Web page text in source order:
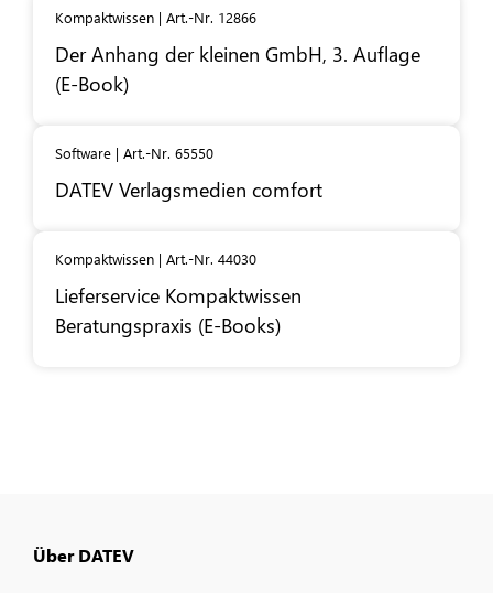
Kompaktwissen | Art.-Nr. 12866
Der Anhang der kleinen GmbH, 3. Auflage
(E-Book)
Software | Art.-Nr. 65550
DATEV Verlagsmedien comfort
Kompaktwissen | Art.-Nr. 44030
Lieferservice Kompaktwissen
Beratungspraxis (E-Books)
Über DATEV